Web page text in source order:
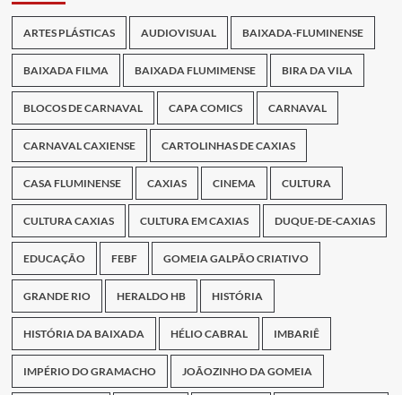
ARTES PLÁSTICAS AUDIOVISUAL BAIXADA-FLUMINENSE
BAIXADA FILMA BAIXADA FLUMIMENSE BIRA DA VILA
BLOCOS DE CARNAVAL CAPA COMICS CARNAVAL
CARNAVAL CAXIENSE CARTOLINHAS DE CAXIAS
CASA FLUMINENSE CAXIAS CINEMA CULTURA
CULTURA CAXIAS CULTURA EM CAXIAS DUQUE-DE-CAXIAS
EDUCAÇÃO FEBF GOMEIA GALPÃO CRIATIVO
GRANDE RIO HERALDO HB HISTÓRIA
HISTÓRIA DA BAIXADA HÉLIO CABRAL IMBARIÊ
IMPÉRIO DO GRAMACHO JOÃOZINHO DA GOMEIA